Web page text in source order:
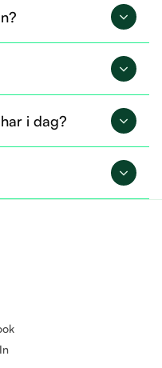
før.
i dag?
til å ta i bruk flere